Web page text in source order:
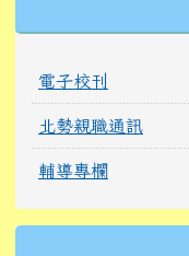
電子校刊
北勢親職通訊
輔導專欄